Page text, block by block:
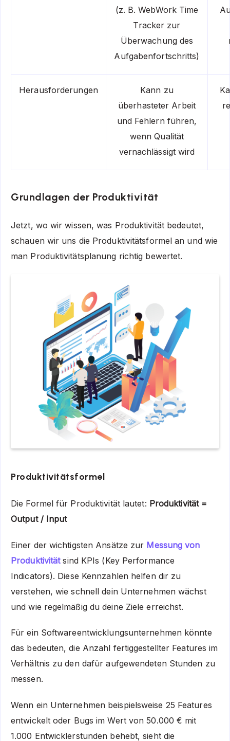
(z. B. WebWork Time
Tracker zur
Überwachung des
Aufgabenfortschritts)
Herausforderungen
Kann zu
überhasteter Arbeit
und Fehlern führen,
wenn Qualität
vernachlässigt wird
Grundlagen der Produktivität
Jetzt, wo wir wissen, was Produktivität bedeutet,
schauen wir uns die Produktivitätsformel an und wie
man Produktivitätsplanung richtig bewertet.
Produktivitätsformel
Die Formel für Produktivität lautet: Produktivität =
Output / Input
Einer der wichtigsten Ansätze zur Messung von
Produktivitätsind KPIs (Key Performance
Indicators). Diese Kennzahlen helfen dir zu
verstehen, wie schnell dein Unternehmen wächst
und wie regelmäßig du deine Ziele erreichst.
Für ein Softwareentwicklungsunternehmen könnte
das bedeuten, die Anzahl fertiggestellter Features im
Verhältnis zu den dafür aufgewendeten Stunden zu
messen.
Wenn ein Unternehmen beispielsweise 25 Features
entwickelt oder Bugs im Wert von 50.000 € mit
1.000 Entwicklerstunden behebt, sieht die